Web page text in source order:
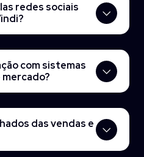
redes sociais
com sistemas
das vendas e